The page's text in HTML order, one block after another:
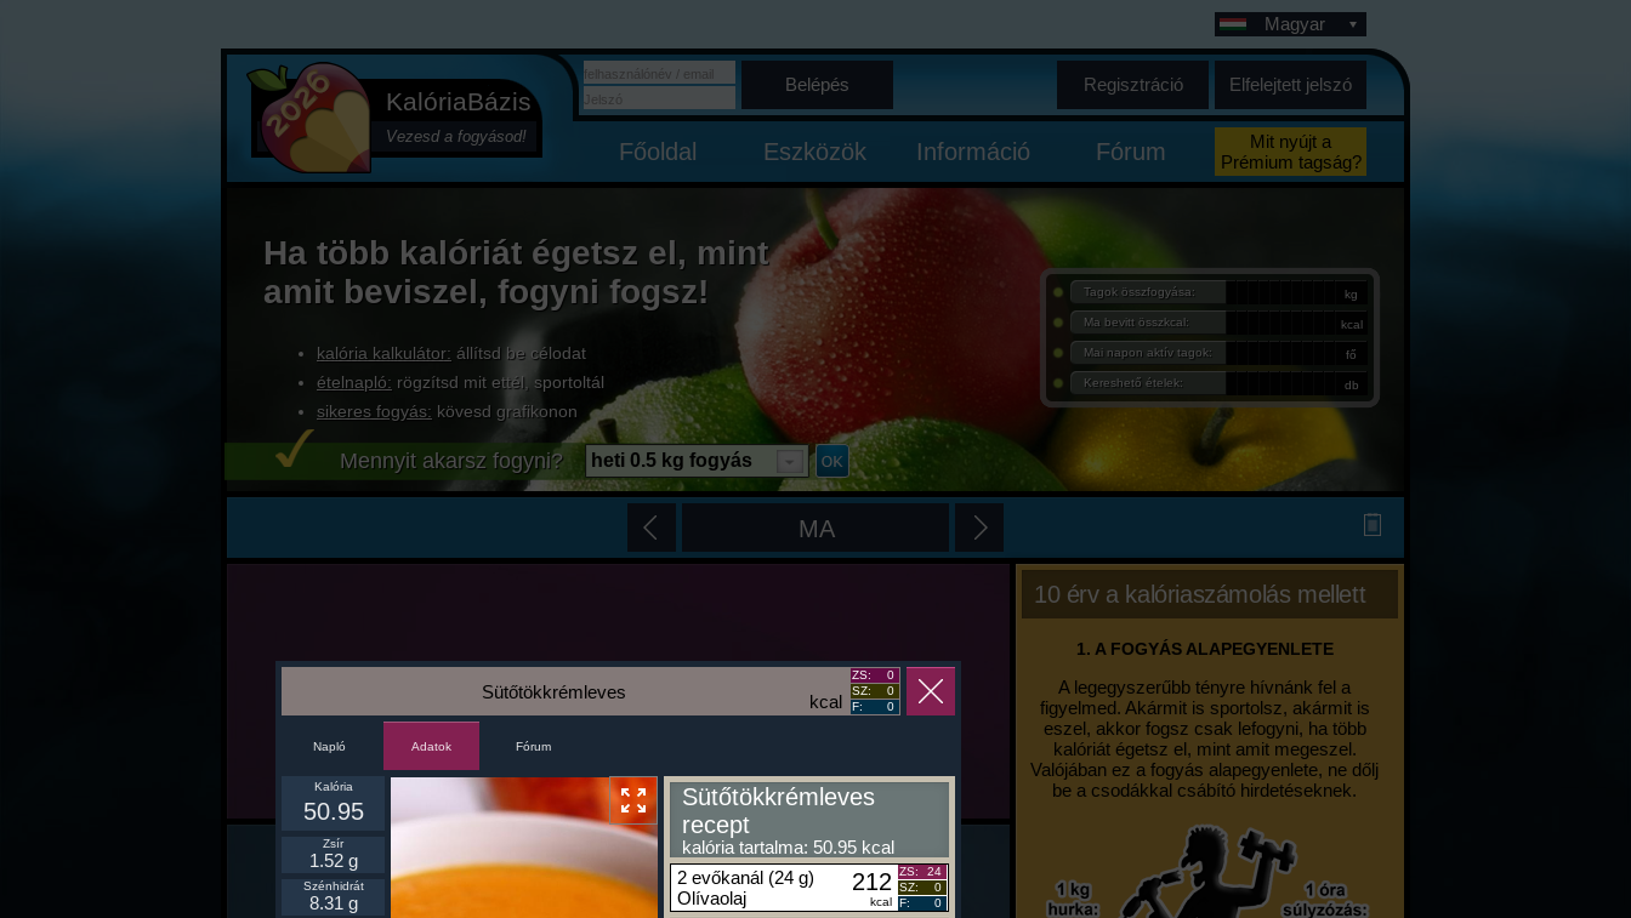
KalóriaBázis
Vezesd a fogyásod!
Magyar
Belépés Regisztráció Elfelejtett jelszó
Főoldal Eszközök Információ Fórum
Mit nyújt a
Prémium tagság?
Ha több kalóriát égetsz el, mint
amit beviszel, fogyni fogsz!
kalória kalkulátor: állítsd be célodat
ételnapló: rögzítsd mit ettél, sportoltál
sikeres fogyás: kövesd grafikonon
Tagok összfogyása: kg
Ma bevitt összkcal: kcal
Mai napon aktív tagok: fő
Kereshető ételek: db
Mennyit akarsz fogyni? heti 0.5 kg fogyás
MA
10 érv a kalóriaszámolás mellett
1. A FOGYÁS ALAPEGYENLETE
A legegyszerűbb tényre hívnánk fel a
figyelmed. Akármit is sportolsz, akármit is
eszel, akkor fogsz csak lefogyni, ha több
kalóriát égetsz el, mint amit megeszel.
Valójában ez a fogyás alapegyenlete, ne dőlj
be a csodákkal csábító hirdetéseknek.
kcal
Sütőtökkrémleves
ZS:
0
SZ:
0
F:
0
Napló Adatok Fórum
Kalória
50.95
Zsír
1.52 g
Szénhidrát
8.31 g
Sütőtökkrémleves
recept
kalória tartalma: 50.95 kcal
2 evőkanál (24 g)
Olívaolaj
212
kcal
ZS:
24
SZ:
0
F:
0